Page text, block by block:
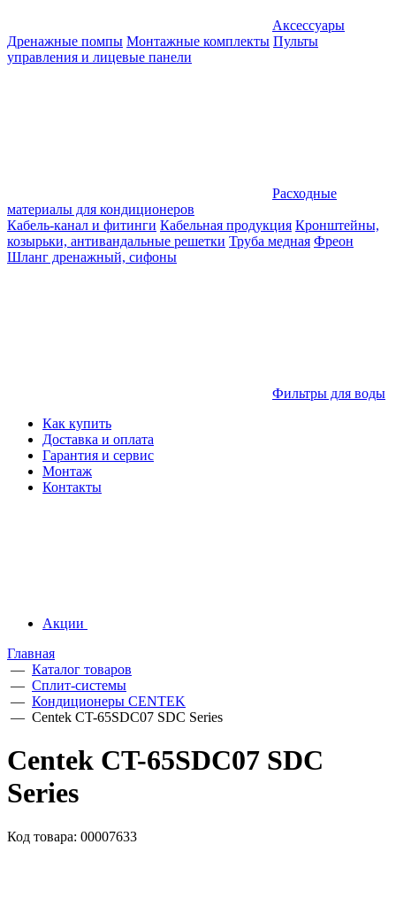
Аксессуары
Дренажные помпы Монтажные комплекты Пульты
управления и лицевые панели
Расходные
материалы для кондиционеров
Кабель-канал и фитинги Кабельная продукция Кронштейны,
козырьки, антивандальные решетки Труба медная Фреон
Шланг дренажный, сифоны
Фильтры для воды
Как купить
Доставка и оплата
Гарантия и сервис
Монтаж
Контакты
Акции
Главная
— Каталог товаров
— Сплит-системы
— Кондиционеры CENTEK
— Centek CT-65SDC07 SDC Series
Centek CT-65SDC07 SDC
Series
Код товара: 00007633